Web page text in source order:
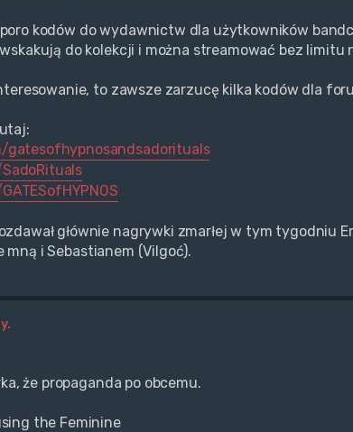
kodów do wydawnictw dla użytkowników
do kolekcji i można streamować bez limitu
to zawsze zarzucę kilka kodów dla
głównie nagrywki zmarłej w tym tygodniu
i Sebastianem (Vilgoć).
że propaganda po obcemu.
the Feminine